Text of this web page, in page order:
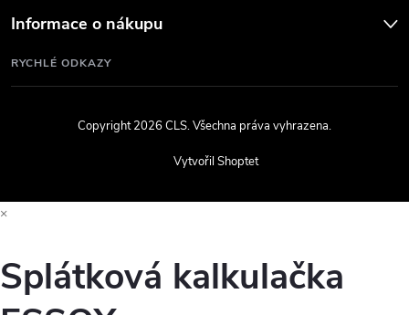
Informace o nákupu
RYCHLÉ ODKAZY
Vytvořil Shoptet
Copyright 2026CLS. Všechna práva vyhrazena.
×
Splátková kalkulačka